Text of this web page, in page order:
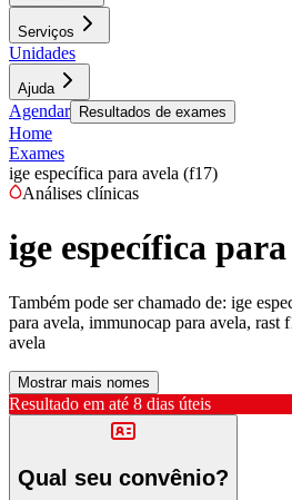
Serviços
Unidades
Ajuda
Agendar Resultados de exames
Home
Exames
ige específica para avela (f17)
Análises clínicas
ige específica
Também pode ser chamado de: ige
para avela, immunocap para avela, rast
avela
Mostrar mais nomes
Resultado em até 8 dias úteis
Qual seu convênio?